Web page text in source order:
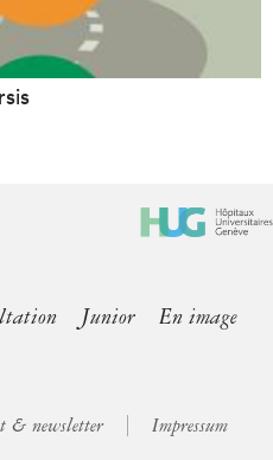
Junior
En image
& newsletter Impressum